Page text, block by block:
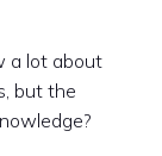
a lot about
but the